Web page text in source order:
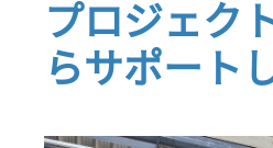
プロジェク
らサポートし